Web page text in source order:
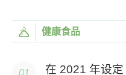
健康食品
在 2021 年设